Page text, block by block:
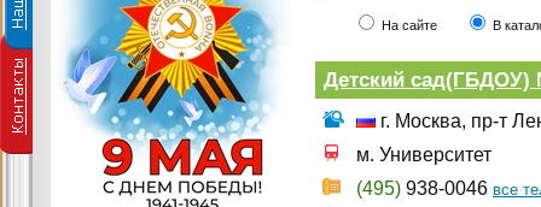
На сайте В
Детский
г. Москва, пр-т
м. Университет
(495) 938-0046 все